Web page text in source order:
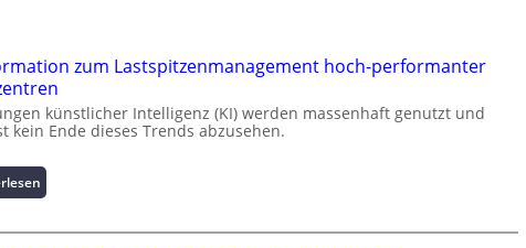
zum Lastspitzenmanagement hoch-performanter
künstlicher Intelligenz (KI) werden massenhaft genutzt und
kein Ende dieses Trends abzusehen.
K